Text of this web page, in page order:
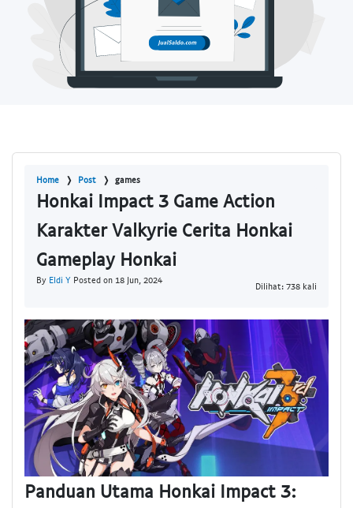
Home Post games
Honkai Impact 3 Game Action
Karakter Valkyrie Cerita Honkai
Gameplay Honkai
By Eldi Y Posted on 18 Jun, 2024
Dilihat: 738 kali
Panduan Utama Honkai Impact 3: